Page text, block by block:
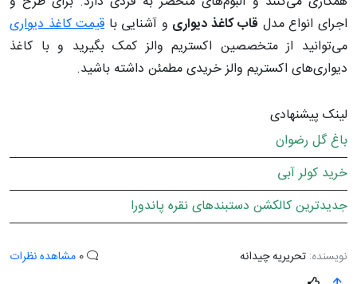
اجرای انواع مدل قاب کاغذ دیواری‌ و آشنایی با قیمت کاغذ دیواری
می‌توانید از متخصصین اکستریم والز کمک بگیرید و با کاغذ
دیواری‌های اکستریم والز خریدی مطمئن داشته باشید.
لینک پیشنهادی
باغ گل رضوان
خرید کولر آبی
جدیدترین کالکشن دستبندهای نقره پاندورا
نویسنده: تحریریه چیدانه مشاهده نظرات